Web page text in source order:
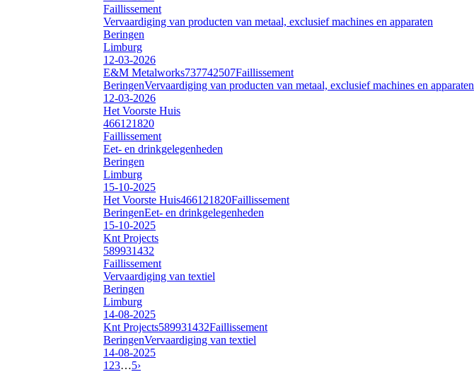
Faillissement
Vervaardiging van producten van metaal, exclusief machines en apparaten
Beringen
Limburg
12-03-2026
E&M Metalworks737742507Faillissement
BeringenVervaardiging van producten van metaal, exclusief machines en apparaten
12-03-2026
Het Voorste Huis
466121820
Faillissement
Eet- en drinkgelegenheden
Beringen
Limburg
15-10-2025
Het Voorste Huis466121820Faillissement
BeringenEet- en drinkgelegenheden
15-10-2025
Knt Projects
589931432
Faillissement
Vervaardiging van textiel
Beringen
Limburg
14-08-2025
Knt Projects589931432Faillissement
BeringenVervaardiging van textiel
14-08-2025
1 23…5›